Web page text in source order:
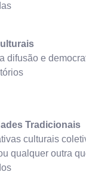
difusão e
Tradicionais
culturais
qualquer outra